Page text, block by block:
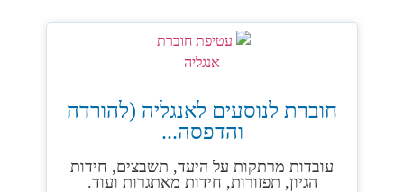
חוברת לנוסעים לאנגליה (להורדה
והדפסה...
עובדות מרתקות על היעד, תשבצים, חידות
הגיון, תפזורות, חידות מאתגרות ועוד.